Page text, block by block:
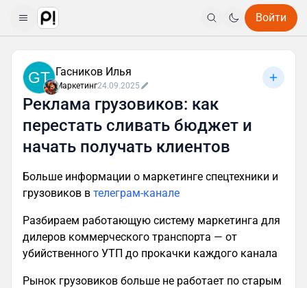
Войти
GT Гасников Илья
Маркетинг24.09.2025
Реклама грузовиков: как
перестать сливать бюджет и
начать получать клиентов
Больше информации о маркетинге спецтехники и
грузовиков в телеграм-канале
Разбираем работающую систему маркетинга для
дилеров коммерческого транспорта — от
убийственного УТП до прокачки каждого канала
Рынок грузовиков больше не работает по старым